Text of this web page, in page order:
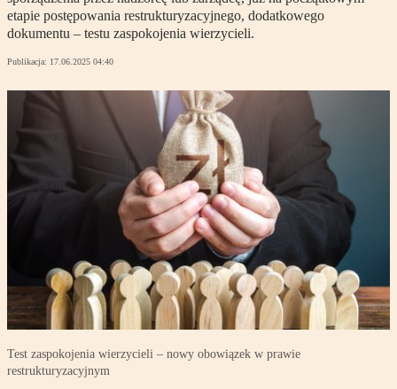
etapie postępowania restrukturyzacyjnego, dodatkowego
dokumentu – testu zaspokojenia wierzycieli.
Publikacja: 17.06.2025 04:40
Test zaspokojenia wierzycieli – nowy obowiązek w prawie
restrukturyzacyjnym